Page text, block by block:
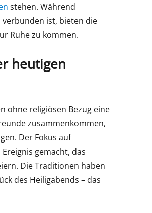
stehen. Während
ist, bieten die
Ruhe zu kommen.
heutigen
ohne religiösen Bezug eine
zusammenkommen,
Der Fokus auf
gemacht, das
Die Traditionen haben
des Heiligabends – das